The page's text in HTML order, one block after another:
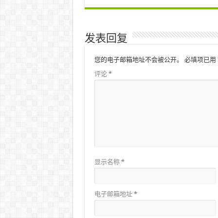
发表回复
您的电子邮箱地址不会被公开。 必填项已用
评论 *
显示名称 *
电子邮箱地址 *